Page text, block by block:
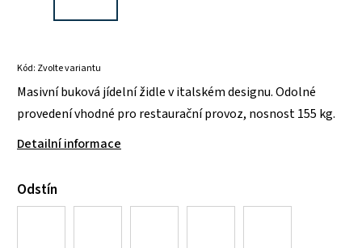
Kód: Zvolte variantu
Masivní buková jídelní židle v italském designu. Odolné
provedení vhodné pro restaurační provoz, nosnost 155 kg.
Detailní informace
Odstín